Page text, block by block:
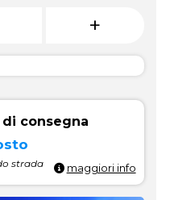
+
consegna
strada maggiori info